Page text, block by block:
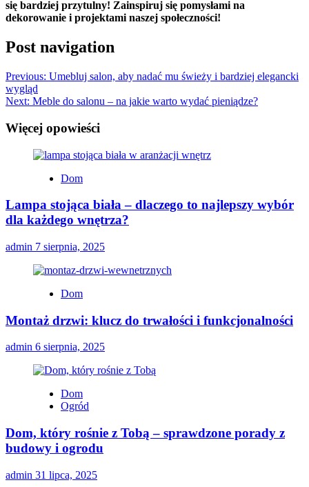
się bardziej przytulny! Zainspiruj się pomysłami na
dekorowanie i projektami naszej społeczności!
Post navigation
Previous: Umebluj salon, aby nadać mu świeży i bardziej elegancki
wygląd
Next: Meble do salonu – na jakie warto wydać pieniądze?
Więcej opowieści
Dom
Lampa stojąca biała – dlaczego to najlepszy wybór
dla każdego wnętrza?
admin 7 sierpnia, 2025
Dom
Montaż drzwi: klucz do trwałości i funkcjonalności
admin 6 sierpnia, 2025
Dom
Ogród
Dom, który rośnie z Tobą – sprawdzone porady z
budowy i ogrodu
admin 31 lipca, 2025